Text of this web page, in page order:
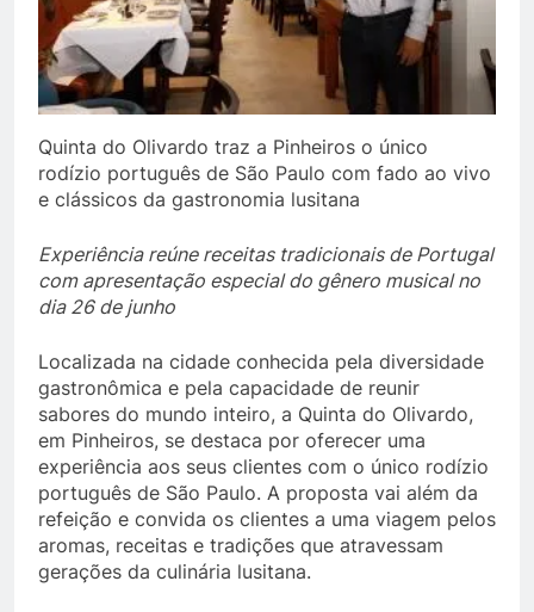
Quinta do Olivardo traz a Pinheiros o único
rodízio português de São Paulo com fado ao vivo
e clássicos da gastronomia lusitana
Experiência reúne receitas tradicionais de Portugal
com apresentação especial do gênero musical no
dia 26 de junho
Localizada na cidade conhecida pela diversidade
gastronômica e pela capacidade de reunir
sabores do mundo inteiro, a Quinta do Olivardo,
em Pinheiros, se destaca por oferecer uma
experiência aos seus clientes com o único rodízio
português de São Paulo. A proposta vai além da
refeição e convida os clientes a uma viagem pelos
aromas, receitas e tradições que atravessam
gerações da culinária lusitana.